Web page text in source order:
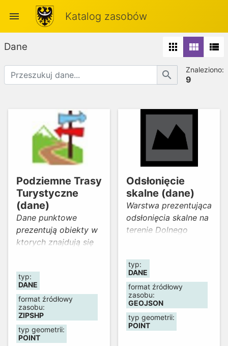
menu Katalog zasobów
Dane apps view_module view_list
search Znaleziono:
9
Podziemne Trasy
Turystyczne
(dane)
Dane punktowe
prezentują obiekty w
ktorych znajdują się
zostały utworzone na
podstawie materiałów
uzyskanych z
Wydziału Turystyki
Urzędu
Marszałkowskiego
typ:
DANE
format źródłowy
zasobu:
ZIPSHP
typ geometrii:
POINT
Odsłonięcie
skalne (dane)
Warstwa prezentująca
odsłonięcia skalne na
terenie Dolnego
typ:
DANE
format źródłowy
zasobu:
GEOJSON
typ geometrii:
POINT